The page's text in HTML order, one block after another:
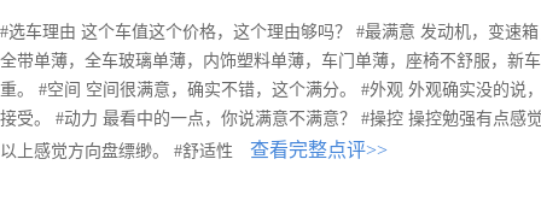
#选车理由 这个车值这个价格，这个理由够吗？ #最满意 发动机，变
全带单薄，全车玻璃单薄，内饰塑料单薄，车门单薄，座椅不舒服，新
重。 #空间 空间很满意，确实不错，这个满分。 #外观 外观确实没的
接受。 #动力 最看中的一点，你说满意不满意？ #操控 操控勉强有点感
以上感觉方向盘缥缈。 #舒适性
查看完整点评>>